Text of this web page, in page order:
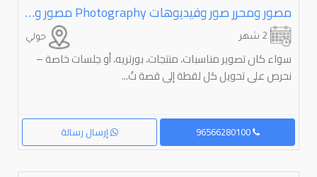
مصور ومحرر صور وفيديوهات ⁦⁦Photography⁩⁩ مصور ومحرر صور وفيديو احترافي – تصوير درون
حولي
سواء كان تصوير مناسبات، منتجات، بورتريه، أو جلسات خاصة –
نحرص على تحويل كل لقطة إلى قصة تُ...
إرسال رسالة 96566280100